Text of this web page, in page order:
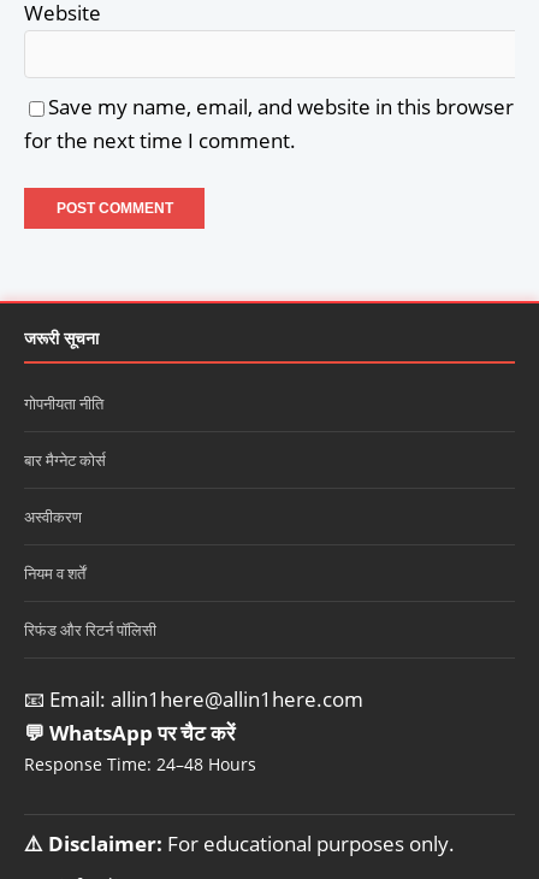
Website
Save my name, email, and website in this browser
for the next time I comment.
जरूरी सूचना
गोपनीयता नीति
बार मैग्नेट कोर्स
अस्वीकरण
नियम व शर्तें
रिफंड और रिटर्न पॉलिसी
📧 Email: allin1here@allin1here.com
💬 WhatsApp पर चैट करें
Response Time: 24–48 Hours
⚠️ Disclaimer: For educational purposes only.